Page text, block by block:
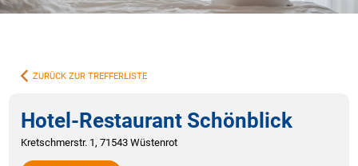
ZURÜCK ZUR TREFFERLISTE
Hotel-Restaurant Schönblick
Kretschmerstr. 1, 71543 Wüstenrot